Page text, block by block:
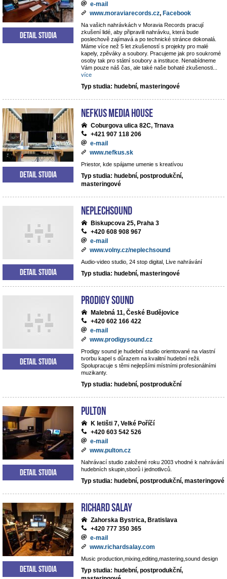
e-mail
www.moraviarecords.cz, Facebook
Na vašich nahrávkách v Moravia Records pracují
zkušení lidé, aby připravili nahrávku, která bude
poslechově zajímavá a po technické stránce dokonalá.
Máme více než 5 let zkušeností s projekty pro malé
kapely, zpěváky a soubory. Pracujeme jak pro soukromé
osoby tak pro státní soubory a instituce. Nenabídneme
Vám pouze náš čas, ale také naše bohaté zkušenosti
více
Typ studia: hudební, masteringové
Detail studia
NEFKUS Media House
Coburgova ulica 82C, Trnava
+421 907 118 206
e-mail
www.nefkus.sk
Priestor, kde spájame umenie s kreatívou
Typ studia: hudební, postprodukční,
masteringové
Detail studia
NEPLECHSOUND
Biskupcova 25, Praha 3
+420 608 908 967
e-mail
www.volny.cz/neplechsound
Audio-video studio, 24 stop digital, Live nahrávání
Typ studia: hudební, masteringové
Detail studia
Prodigy Sound
Malebná 11, České Budějovice
+420 602 166 422
e-mail
www.prodigysound.cz
Prodigy sound je hudební studio orientované na vlastní
tvorbu kapel s důrazem na kvalitní hudební režii.
Spolupracuje s těmi nejlepšími místními profesionálními
muzikanty.
Typ studia: hudební, postprodukční
Detail studia
Pulton
K letišti 7, Velké Poříčí
+420 603 542 526
e-mail
www.pulton.cz
Nahrávací studio založené roku 2003 vhodné k nahrávání
hudebních skupin,sborů i jednotlivců.
Typ studia: hudební, postprodukční, masteringové
Detail studia
RICHARD SALAY
Zahorska Bystrica, Bratislava
+420 777 350 365
e-mail
www.richardsalay.com
Music production,mixing,editing,mastering,sound design
Typ studia: hudební, postprodukční,
Detail studia